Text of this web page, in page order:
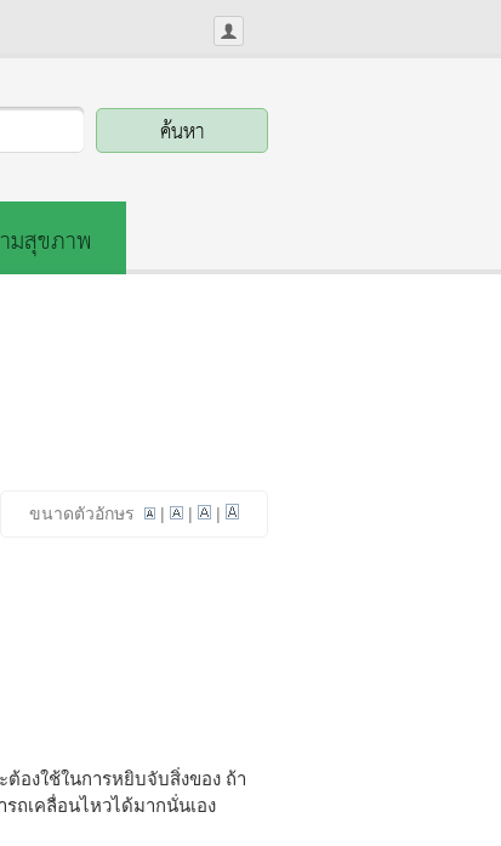
มสุขภาพ
ขนาดตัวอักษร | | |
องใช้ในการหยิบจับสิ่งของ ถ้า
ถเคลื่อนไหวได้มากนั่นเอง